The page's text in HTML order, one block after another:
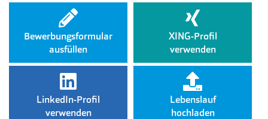
Bewerbungsformular
ausfüllen
XING-Profil
verwenden
LinkedIn-Profil
verwenden
Lebenslauf
hochladen